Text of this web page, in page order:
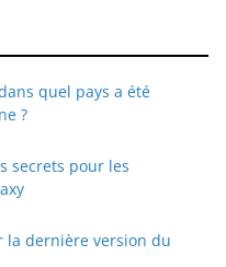
quel pays a été
?
secrets pour les
la dernière version du